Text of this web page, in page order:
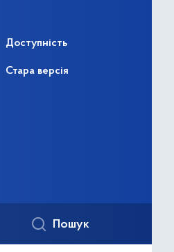
Доступність
Стара версія
Пошук